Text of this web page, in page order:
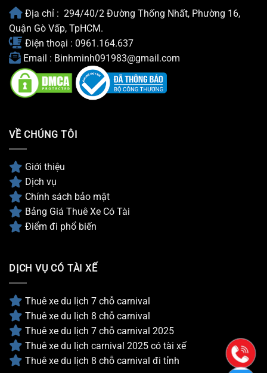
Địa chỉ : 294/40/2 Đường Thống Nhất, Phường 16,
Quận Gò Vấp, TpHCM.
Điện thoại : 0961.164.637
Email : Binhminh091983@gmail.com
VỀ CHÚNG TÔI
Giới thiệu
Dịch vụ
Chính sách bảo mật
Bảng Giá Thuê Xe Có Tài
Điểm đi phổ biến
DỊCH VỤ CÓ TÀI XẾ
Thuê xe du lịch 7 chỗ carnival
Thuê xe du lịch 8 chỗ carnival
Thuê xe du lịch 7 chỗ carnival 2025
Thuê xe du lịch carnival 2025 có tài xế
Thuê xe du lịch 8 chỗ carnival đi tỉnh